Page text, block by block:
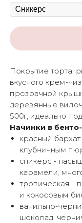
Покрытие торта,
вкусного крем-
прозрачной
деревянные
500г, идеально
Начинки в
красный
клубничным
сникерс -
карамели,
тропическая -
и кокосовым
ванильно-
шоколад,